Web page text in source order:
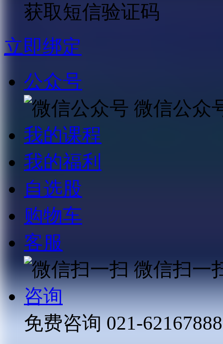
获取短信验证码
立即绑定
公众号
微信公众
我的课程
我的福利
自选股
购物车
客服
微信扫一
咨询
免费咨询 021-62167888